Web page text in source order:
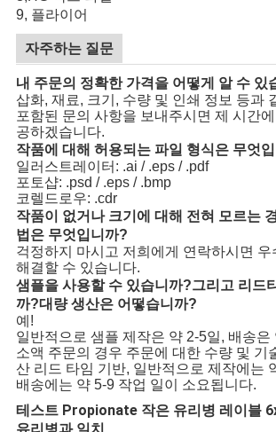
9, 플라이어
자주하는 질문
내 주문의 정확한 가격을 어떻게 알 수 있
삽화, 재료, 크기, 수량 및 인쇄 정보 등과
포함된 문의 사항을 보내주시면 제 시간
공하겠습니다.
작품에 대해 허용되는 파일 형식은 무엇
일러스트레이터: .ai / .eps / .pdf
포토샵: .psd / .eps / .bmp
코렐드로우: .cdr
작품이 없거나 크기에 대해 전혀 모르는
법은 무엇입니까?
걱정하지 마시고 저희에게 연락하시면 우
해결할 수 있습니다.
샘플을 사용할 수 있습니까?그리고 리드
까?대량 생산은 어떻습니까?
예!
일반적으로 샘플 제작은 약 2-5일, 배송은
소액 주문의 경우 주문에 대한 수량 및 기
산 리드 타임 기반, 일반적으로 제작에는
배송에는 약 5-9 작업 일이 소요됩니다.
테스트 Propionate 작은 유리병 레이블